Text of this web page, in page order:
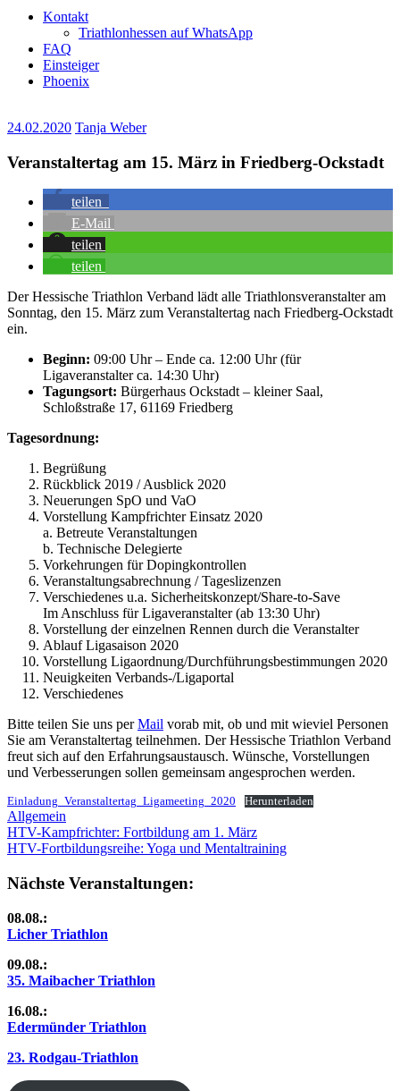
Kontakt
Triathlonhessen auf WhatsApp
FAQ
Einsteiger
Phoenix
24.02.2020 Tanja Weber
Veranstaltertag am 15. März in Friedberg-Ockstadt
teilen
E-Mail
teilen
teilen
Der Hessische Triathlon Verband lädt alle Triathlonsveranstalter am
Sonntag, den 15. März zum Veranstaltertag nach Friedberg-Ockstadt
ein.
Beginn: 09:00 Uhr – Ende ca. 12:00 Uhr (für
Ligaveranstalter ca. 14:30 Uhr)
Tagungsort: Bürgerhaus Ockstadt – kleiner Saal,
Schloßstraße 17, 61169 Friedberg
Tagesordnung:
Begrüßung
Rückblick 2019 / Ausblick 2020
Neuerungen SpO und VaO
Vorstellung Kampfrichter Einsatz 2020
a. Betreute Veranstaltungen
b. Technische Delegierte
Vorkehrungen für Dopingkontrollen
Veranstaltungsabrechnung / Tageslizenzen
Verschiedenes u.a. Sicherheitskonzept/Share-to-Save
Im Anschluss für Ligaveranstalter (ab 13:30 Uhr)
Vorstellung der einzelnen Rennen durch die Veranstalter
Ablauf Ligasaison 2020
Vorstellung Ligaordnung/Durchführungsbestimmungen 2020
Neuigkeiten Verbands-/Ligaportal
Verschiedenes
Bitte teilen Sie uns perMail vorab mit, ob und mit wieviel Personen
Sie am Veranstaltertag teilnehmen. Der Hessische Triathlon Verband
freut sich auf den Erfahrungsaustausch. Wünsche, Vorstellungen
und Verbesserungen sollen gemeinsam angesprochen werden.
Einladung_Veranstaltertag_Ligameeting_2020 Herunterladen
Allgemein
Beitragsnavigation
Vorheriger
Beitrag:
HTV-Kampfrichter: Fortbildung am 1. März
Nächster
HTV-Fortbildungsreihe: Yoga und Mentaltraining
Nächste Veranstaltungen:
08.08.:
Licher Triathlon
09.08.:
35. Maibacher Triathlon
16.08.:
Edermünder Triathlon
23. Rodgau-Triathlon